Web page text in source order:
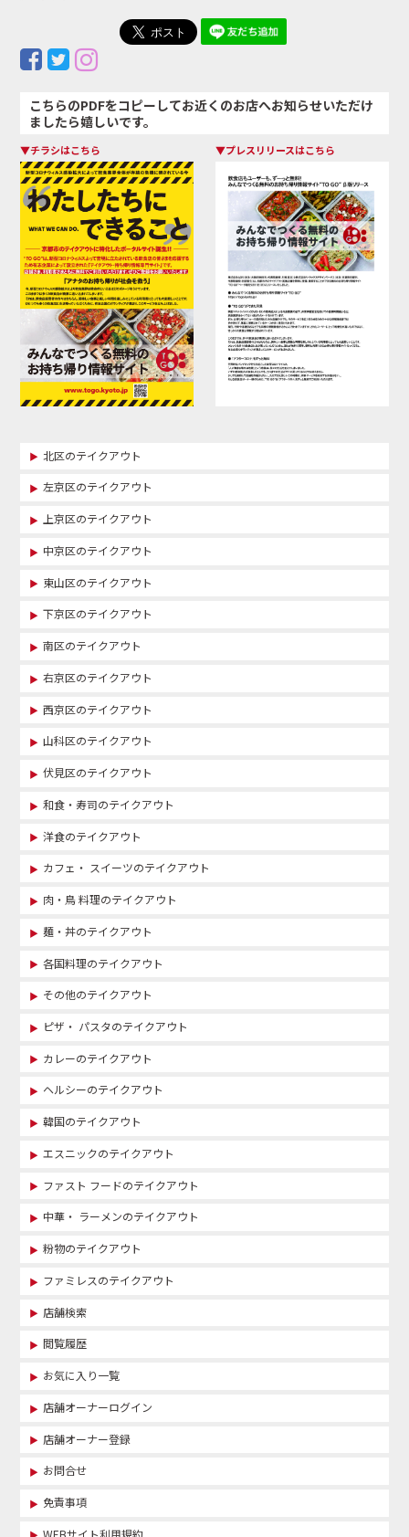
こちらのPDFをコピーしてお近くのお店へお知らせいただけ
ましたら嬉しいです。
▼チラシはこちら ▼プレスリリースはこちら
北区のテイクアウト
左京区のテイクアウト
上京区のテイクアウト
中京区のテイクアウト
東山区のテイクアウト
下京区のテイクアウト
南区のテイクアウト
右京区のテイクアウト
西京区のテイクアウト
山科区のテイクアウト
伏見区のテイクアウト
和食・寿司のテイクアウト
洋食のテイクアウト
カフェ・ スイーツのテイクアウト
肉・鳥 料理のテイクアウト
麺・丼のテイクアウト
各国料理のテイクアウト
その他のテイクアウト
ピザ・ パスタのテイクアウト
カレーのテイクアウト
ヘルシーのテイクアウト
韓国のテイクアウト
エスニックのテイクアウト
ファスト フードのテイクアウト
中華・ ラーメンのテイクアウト
粉物のテイクアウト
ファミレスのテイクアウト
店舗検索
閲覧履歴
お気に入り一覧
店舗オーナーログイン
店舗オーナー登録
お問合せ
免責事項
WEBサイト利用規約